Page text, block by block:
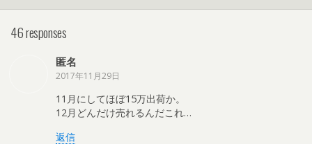
46 responses
匿名
2017年11月29日
11月にしてほぼ15万出荷か。
12月どんだけ売れるんだこれ…
返信